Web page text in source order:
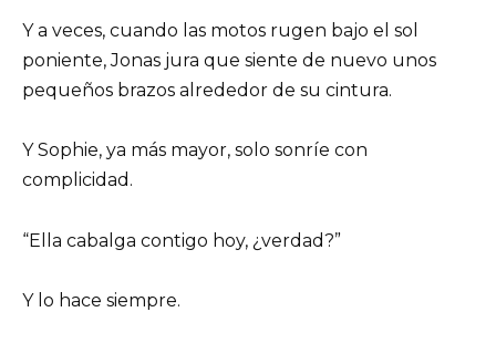
Y a veces, cuando las motos rugen bajo el sol
poniente, Jonas jura que siente de nuevo unos
pequeños brazos alrededor de su cintura.
Y Sophie, ya más mayor, solo sonríe con
complicidad.
“Ella cabalga contigo hoy, ¿verdad?”
Y lo hace siempre.